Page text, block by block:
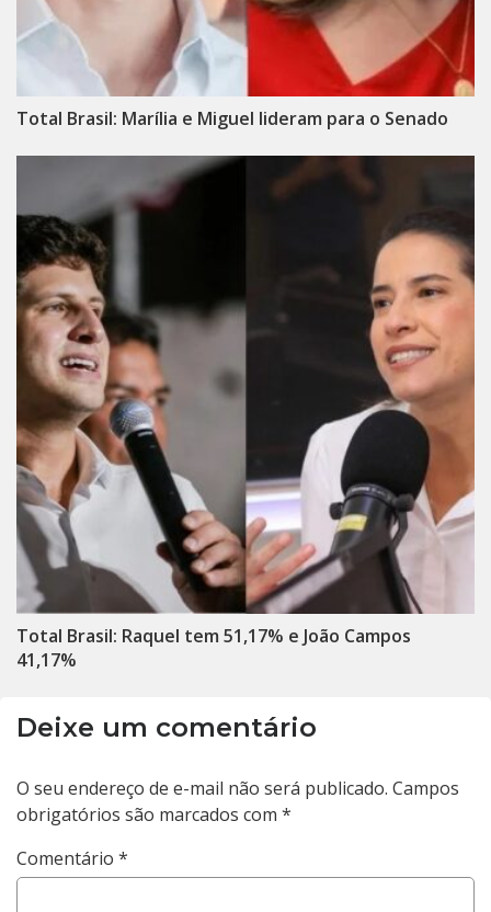
Total Brasil: Marília e Miguel lideram para o Senado
Total Brasil: Raquel tem 51,17% e João Campos
41,17%
Deixe um comentário
O seu endereço de e-mail não será publicado. Campos
obrigatórios são marcados com *
Comentário *